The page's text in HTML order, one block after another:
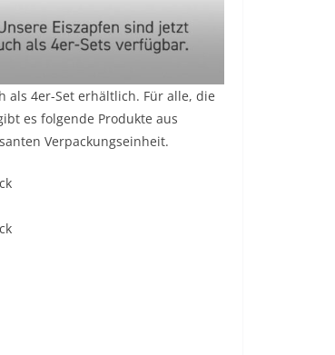
als 4er-Set erhältlich. Für alle, die
es folgende Produkte aus
Verpackungseinheit.